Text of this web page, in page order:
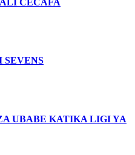
SEVENS
UBABE KATIKA LIGI YA